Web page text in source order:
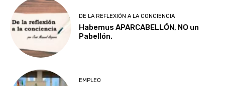
DE LA REFLEXIÓN A LA CONCIENCIA
Habemus APARCABELLÓN, NO un
Pabellón.
EMPLEO